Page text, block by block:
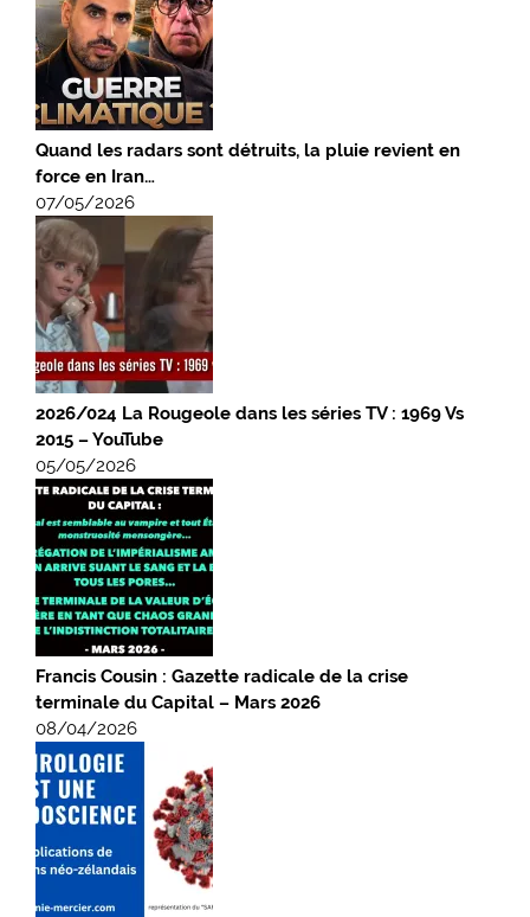
Quand les radars sont détruits, la pluie revient en
force en Iran…
07/05/2026
2026/024 La Rougeole dans les séries TV : 1969 Vs
2015 – YouTube
05/05/2026
Francis Cousin : Gazette radicale de la crise
terminale du Capital – Mars 2026
08/04/2026